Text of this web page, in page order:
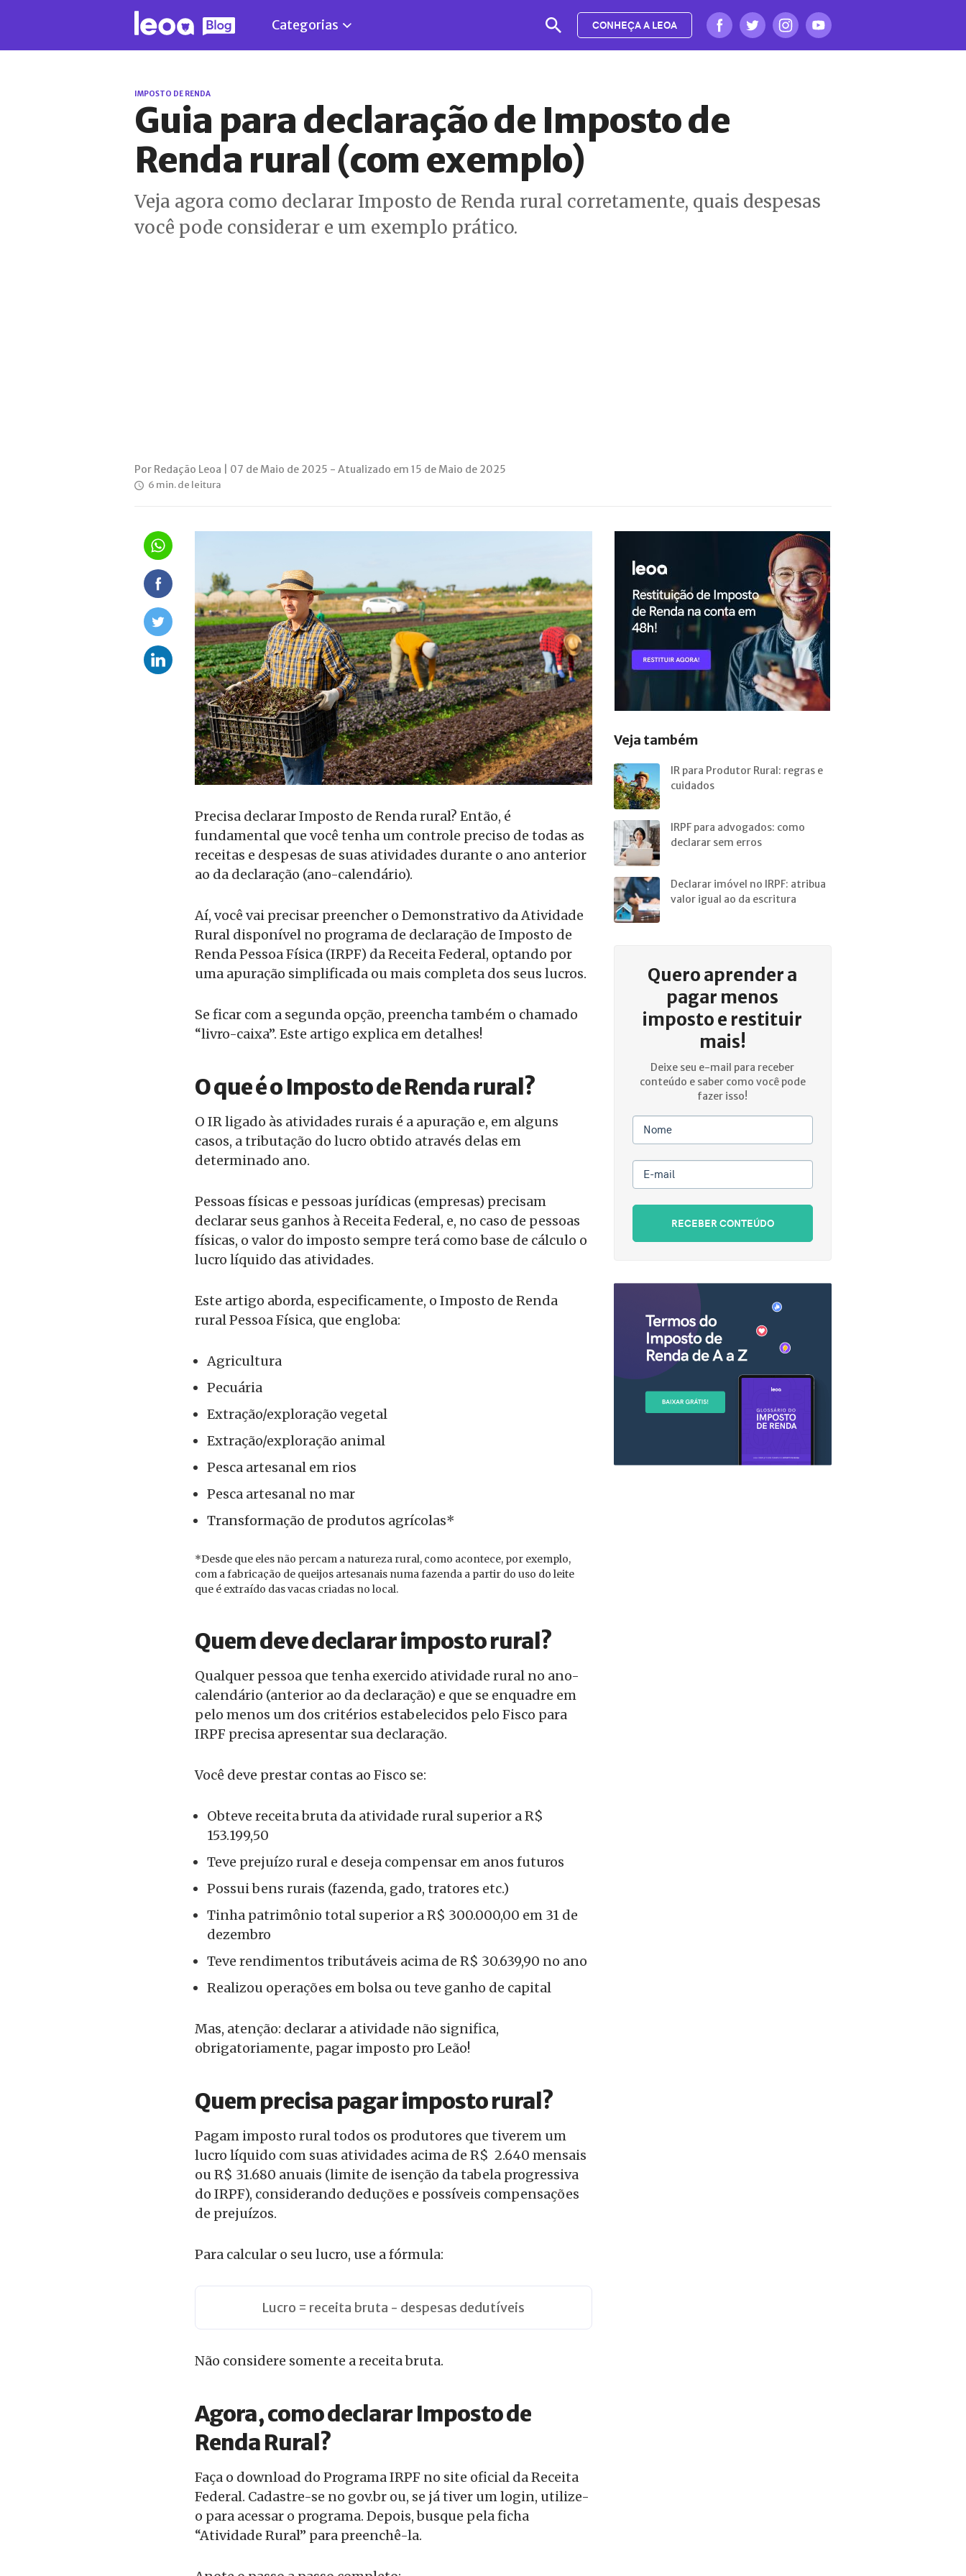
Categorias CONHEÇA A LEOA
IMPOSTO DE RENDA
Guia para declaração de Imposto de
Renda rural (com exemplo)
Veja agora como declarar Imposto de Renda rural corretamente, quais despesas
você pode considerar e um exemplo prático.
Por Redação Leoa | 07 de Maio de 2025 - Atualizado em 15 de Maio de 2025
6 min. de leitura
Precisa declarar Imposto de Renda rural? Então, é
fundamental que você tenha um controle preciso de todas as
receitas e despesas de suas atividades durante o ano anterior
ao da declaração (ano-calendário).
Aí, você vai precisar preencher o Demonstrativo da Atividade
Rural disponível no programa de declaração de Imposto de
Renda Pessoa Física (IRPF) da Receita Federal, optando por
uma apuração simplificada ou mais completa dos seus lucros.
Se ficar com a segunda opção, preencha também o chamado
“livro-caixa”. Este artigo explica em detalhes!
O que é o Imposto de Renda rural?
O IR ligado às atividades rurais é a apuração e, em alguns
casos, a tributação do lucro obtido através delas em
determinado ano.
Pessoas físicas e pessoas jurídicas (empresas) precisam
declarar seus ganhos à Receita Federal, e, no caso de pessoas
físicas, o valor do imposto sempre terá como base de cálculo o
lucro líquido das atividades.
Este artigo aborda, especificamente, o Imposto de Renda
rural Pessoa Física, que engloba:
Agricultura
Pecuária
Extração/exploração vegetal
Extração/exploração animal
Pesca artesanal em rios
Pesca artesanal no mar
Transformação de produtos agrícolas*
*Desde que eles não percam a natureza rural, como acontece, por exemplo,
com a fabricação de queijos artesanais numa fazenda a partir do uso do leite
que é extraído das vacas criadas no local.
Quem deve declarar imposto rural?
Qualquer pessoa que tenha exercido atividade rural no ano-
calendário (anterior ao da declaração) e que se enquadre em
pelo menos um dos critérios estabelecidos pelo Fisco para
IRPF precisa apresentar sua declaração.
Você deve prestar contas ao Fisco se:
Obteve receita bruta da atividade rural superior a R$
153.199,50
Teve prejuízo rural e deseja compensar em anos futuros
Possui bens rurais (fazenda, gado, tratores etc.)
Tinha patrimônio total superior a R$ 300.000,00 em 31 de
dezembro
Teve rendimentos tributáveis acima de R$ 30.639,90 no ano
Realizou operações em bolsa ou teve ganho de capital
Mas, atenção: declarar a atividade não significa,
obrigatoriamente, pagar imposto pro Leão!
Quem precisa pagar imposto rural?
Pagam imposto rural todos os produtores que tiverem um
lucro líquido com suas atividades acima de R$ 2.640 mensais
ou R$ 31.680 anuais (limite de isenção da tabela progressiva
do IRPF), considerando deduções e possíveis compensações
de prejuízos.
Para calcular o seu lucro, use a fórmula:
Lucro = receita bruta - despesas dedutíveis
Não considere somente a receita bruta.
Agora, como declarar Imposto de
Renda Rural?
Faça o download do Programa IRPF no site oficial da Receita
Federal. Cadastre-se no gov.br ou, se já tiver um login, utilize-
o para acessar o programa. Depois, busque pela ficha
“Atividade Rural” para preenchê-la.
Veja também
IR para Produtor Rural: regras e
cuidados
IRPF para advogados: como
declarar sem erros
Declarar imóvel no IRPF: atribua
valor igual ao da escritura
Quero aprender a
pagar menos
imposto e restituir
mais!
Deixe seu e-mail para receber
conteúdo e saber como você pode
fazer isso!
Nome
E-mail
RECEBER CONTEÚDO